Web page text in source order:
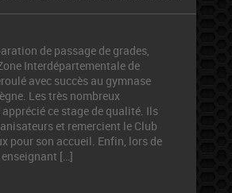
de passage de grades,
Interdépartementale de
avec succès au gymnase
Les très nombreux
ce stage de qualité. Ils
et remercient le Club
pour son accueil. Enfin, lors de
[…]